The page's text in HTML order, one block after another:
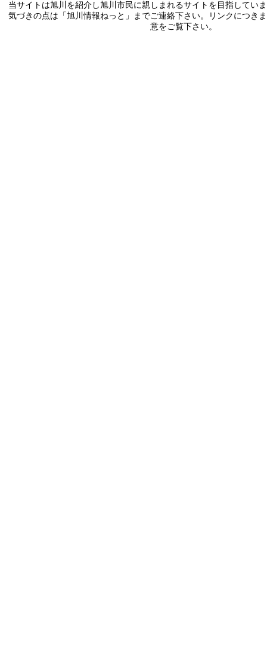
当サイトは旭川を紹介し旭川市民に親しまれるサイトを目指してい
気づきの点は「旭川情報ねっと」までご連絡下さい。リンクにつき
意をご覧下さい。